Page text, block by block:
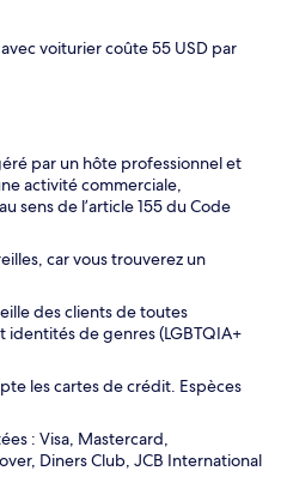
voiturier coûte 55 USD par
par un hôte professionnel et
activité commerciale,
sens de l’article 155 du Code
car vous trouverez un
des clients de toutes
identités de genres (LGBTQIA+
les cartes de crédit. Espèces
: Visa, Mastercard,
Diners Club, JCB International